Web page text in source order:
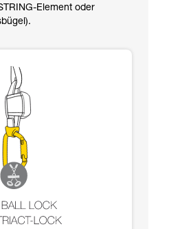
Element oder